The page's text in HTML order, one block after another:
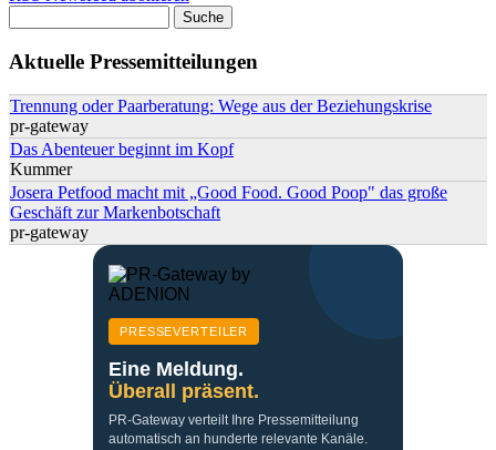
Aktuelle Pressemitteilungen
Trennung oder Paarberatung: Wege aus der Beziehungskrise
pr-gateway
Das Abenteuer beginnt im Kopf
Kummer
Josera Petfood macht mit „Good Food. Good Poop" das große
Geschäft zur Markenbotschaft
pr-gateway
PRESSEVERTEILER
Eine Meldung.
Überall präsent.
PR-Gateway verteilt Ihre Pressemitteilung
automatisch an hunderte relevante Kanäle.